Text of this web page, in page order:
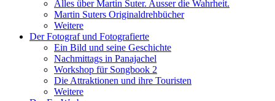
Alles über Martin Suter. Ausser die Wahrheit.
Martin Suters Originaldrehbücher
Weitere
Der Fotograf und Fotografierte
Ein Bild und seine Geschichte
Nachmittags in Panajachel
Workshop für Songbook 2
Die Attraktionen und ihre Touristen
Weitere